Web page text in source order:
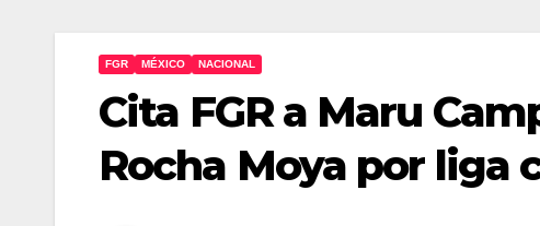
FGR MÉXICO NACIONAL
Cita FGR a Maru
Rocha Moya por liga